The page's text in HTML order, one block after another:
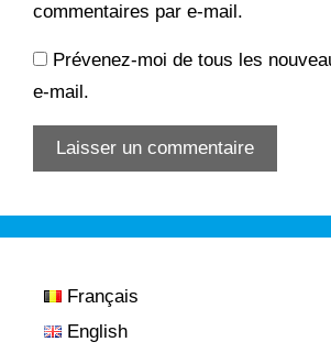
commentaires par e-mail.
Prévenez-moi de tous les
e-mail.
Français
English